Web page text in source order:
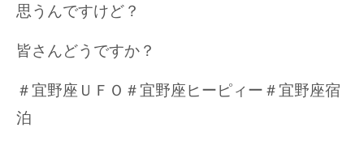
思うんですけど？
皆さんどうですか？
＃宜野座ＵＦＯ＃宜野座ヒーピィー＃宜野座宿
泊